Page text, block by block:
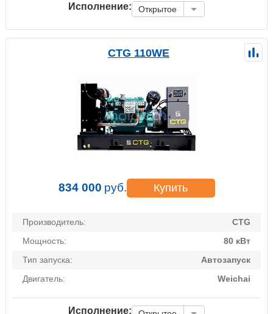
Исполнение: Открытое
CTG 110WE
834 000 руб. Купить
Производитель:
CTG
Мощность:
80 кВт
Тип запуска:
Автозапуск
Двигатель:
Weichai
Исполнение: